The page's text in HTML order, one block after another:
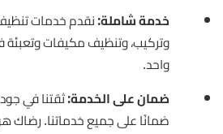
خدمة شاملة:نقدم خدمات
وتركيب، وتنظيف مكيفات
واحد.
ضمان على الخدمة:ثقتنا في
ضمانًا على جميع خدماتنا. رضاك